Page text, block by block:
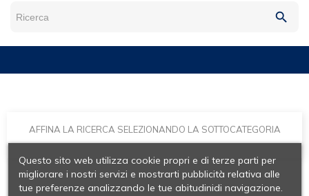
search
AFFINA LA RICERCA SELEZIONANDO LA SOTTOCATEGORIA
Questo sito web utilizza cookie propri e di terze parti per
migliorare i nostri servizi e mostrarti pubblicità relativa alle
tue preferenze analizzando le tue abitudinidi navigazione.